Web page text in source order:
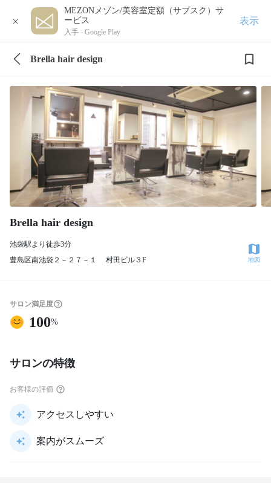
×
MEZONメゾン/美容室定額（サブスク）サ
ービス
入手 - Google Play
表示
Brella hair design
Brella hair design
池袋駅より徒歩3分
豊島区南池袋２－２７－１ 村田ビル３F
地図
サロン満足度
100%
サロンの特徴
お客様の評価
アクセスしやすい
案内がスムーズ